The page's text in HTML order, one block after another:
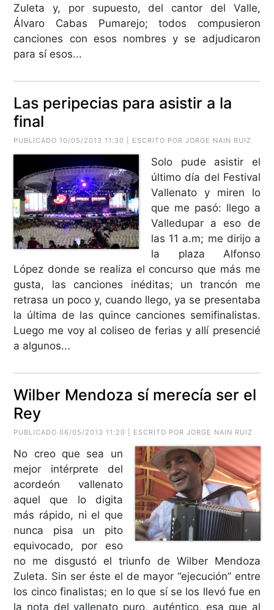
Zuleta y, por supuesto, del cantor del Valle,
Álvaro Cabas Pumarejo; todos compusieron
canciones con esos nombres y se adjudicaron
para sí esos...
Las peripecias para asistir a la
final
PUBLICADO 10/05/2013 11:30 | ESCRITO POR JORGE NAIN RUIZ
Solo pude asistir el
último día del Festival
Vallenato y miren lo
que me pasó: llego a
Valledupar a eso de
las 11 a.m; me dirijo a
la plaza Alfonso
López donde se realiza el concurso que más me
gusta, las canciones inéditas; un trancón me
retrasa un poco y, cuando llego, ya se presentaba
la última de las quince canciones semifinalistas.
Luego me voy al coliseo de ferias y allí presencié
a algunos...
Wilber Mendoza sí merecía ser el
Rey
PUBLICADO 06/05/2013 11:20 | ESCRITO POR JORGE NAIN RUIZ
No creo que sea un
mejor intérprete del
acordeón vallenato
aquel que lo digita
más rápido, ni el que
nunca pisa un pito
equivocado, por eso
no me disgustó el triunfo de Wilber Mendoza
Zuleta. Sin ser éste el de mayor “ejecución” entre
los cinco finalistas; en lo que sí se los llevó fue en
la nota del vallenato puro, auténtico, esa que al